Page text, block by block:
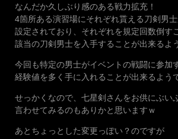
なんだか久しぶり感のある戦力拡充！
4箇所ある演習場にそれぞれ貰える刀剣男
設定されており、それぞれを規定回数倒す
該当の刀剣男士を入手することが出来るよ
今回も特定の男士がイベントの戦闘に参加
経験値を多く手に入れることが出来るよう
せっかくなので、七星剣さんをお供にぶい
言わせてみるのもありかと思いますｗ
あとちょっとした変更っぽい？のですが